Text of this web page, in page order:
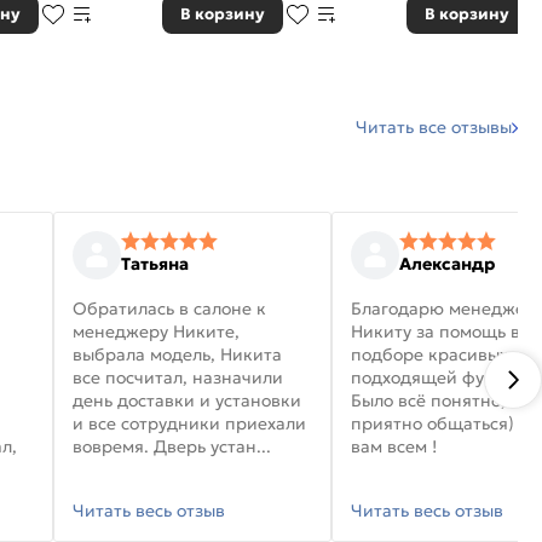
В корзину В корзину
Читать все отзывы
Татьяна
Обратилась в салоне к
менеджеру Никите,
выбрала модель, Никита
все посчитал, назначили
день доставки и установки
и все сотрудники приехали
вовремя. Дверь устан...
Читать весь отзыв
Александр
Благодарю
Никиту за помощь в
подборе красивых
подходящей
Было всё понятно, и
приятно общаться)
вам всем !
Читать весь отзыв